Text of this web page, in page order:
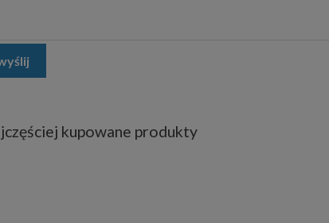
kupowane produkty